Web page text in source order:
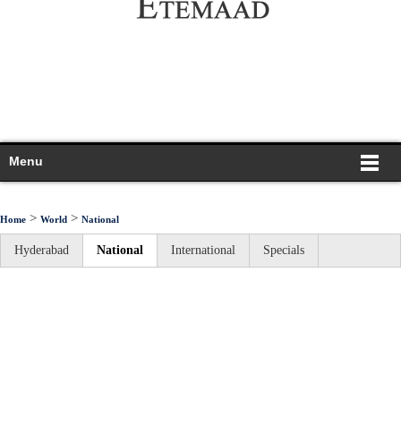
Menu
Home > World > National
Hyderabad National International Specials